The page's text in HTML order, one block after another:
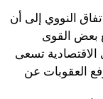
النووي إلى أن
بعض القوى
الاقتصادية تسعى
العقوبات عن